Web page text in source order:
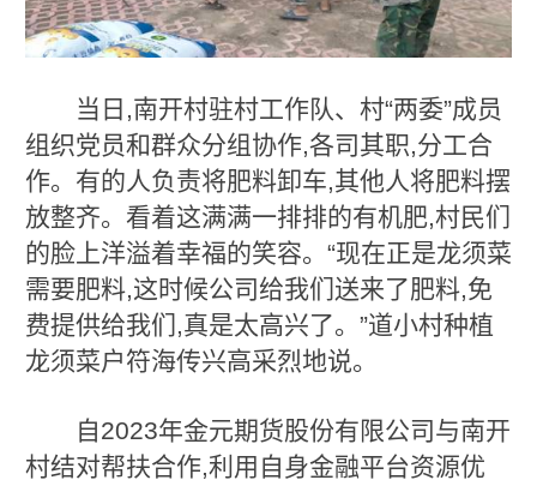
当日,南开村驻村工作队、村“两委”成员
组织党员和群众分组协作,各司其职,分工合
作。有的人负责将肥料卸车,其他人将肥料摆
放整齐。看着这满满一排排的有机肥,村民们
的脸上洋溢着幸福的笑容。“现在正是龙须菜
需要肥料,这时候公司给我们送来了肥料,免
费提供给我们,真是太高兴了。”道小村种植
龙须菜户符海传兴高采烈地说。
自2023年金元期货股份有限公司与南开
村结对帮扶合作,利用自身金融平台资源优